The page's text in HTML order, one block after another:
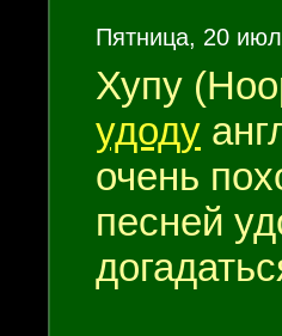
Пятница, 20
Хупу
удоду
очень
песней